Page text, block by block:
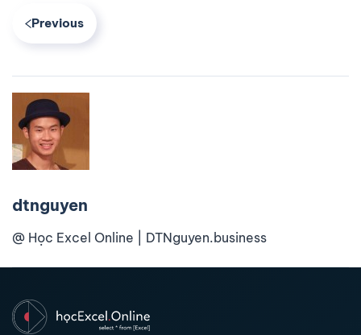
Previous
dtnguyen
@ Học Excel Online | DTNguyen.business